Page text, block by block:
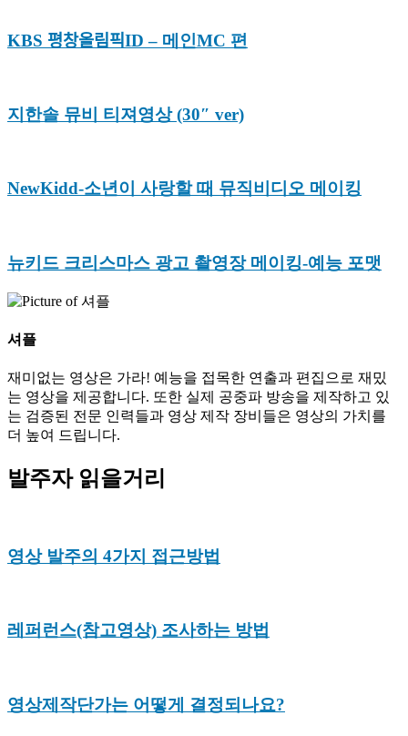
KBS 평창올림픽ID – 메인MC 편
지한솔 뮤비 티져영상 (30″ ver)
NewKidd-소년이 사랑할 때 뮤직비디오 메이킹
뉴키드 크리스마스 광고 촬영장 메이킹-예능 포맷
셔플
재미없는 영상은 가라! 예능을 접목한 연출과 편집으로 재밌
는 영상을 제공합니다. 또한 실제 공중파 방송을 제작하고 있
는 검증된 전문 인력들과 영상 제작 장비들은 영상의 가치를
더 높여 드립니다.
발주자 읽을거리
영상 발주의 4가지 접근방법
레퍼런스(참고영상) 조사하는 방법
영상제작단가는 어떻게 결정되나요?